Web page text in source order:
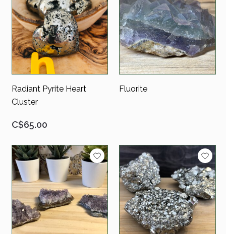
C$65.00
Radiant Pyrite Heart
Cluster
Fluorite